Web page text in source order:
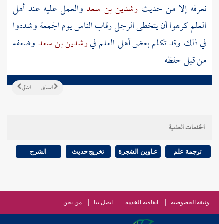
نعرفه إلا من حديث رشدين بن سعد والعمل عليه عند أهل
العلم كرهوا أن يتخطى الرجل رقاب الناس يوم الجمعة وشددوا
في ذلك وقد تكلم بعض أهل العلم فيرشدين بن سعدوضعفه
من قبل حفظه
التالي السابق
الخدمات العلمية
ترجمة علم عناوين الشجرة تخريج حديث الشرح
وثيقة الخصوصية اتفاقية الخدمة اتصل بنا من نحن